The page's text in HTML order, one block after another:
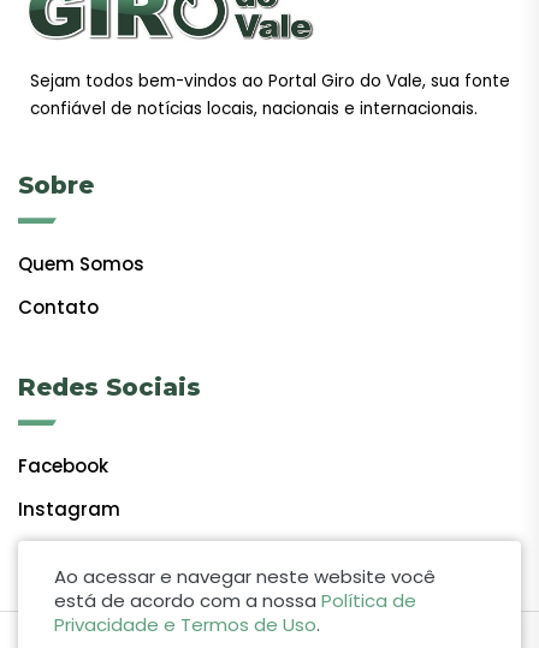
Sejam todos bem-vindos ao Portal Giro do Vale, sua fonte
confiável de notícias locais, nacionais e internacionais.
Sobre
Quem Somos
Contato
Redes Sociais
Facebook
Instagram
Ao acessar e navegar neste website você
está de acordo com a nossa Política de
Privacidade e Termos de Uso.